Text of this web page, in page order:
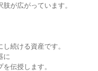
が広がっています。
続ける資産です。
に
伝授します。